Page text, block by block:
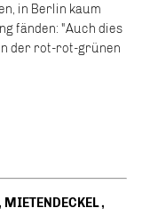
in Berlin kaum
fänden: "Auch dies
der rot-rot-grünen
MIETENDECKEL,